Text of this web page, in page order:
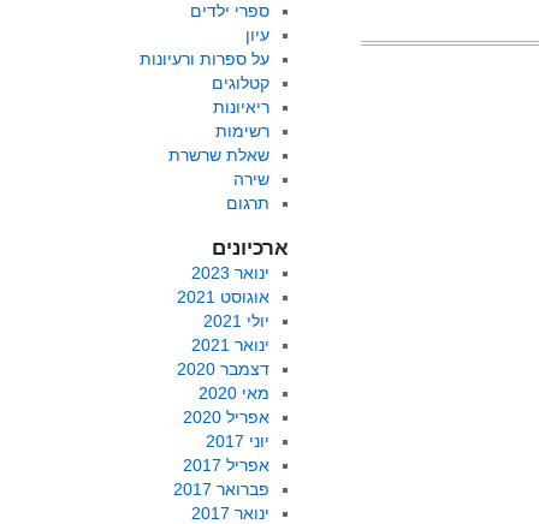
ספרי ילדים
עיון
על ספרות ורעיונות
קטלוגים
ריאיונות
רשימות
שאלת שרשרת
שירה
תרגום
ארכיונים
ינואר 2023
אוגוסט 2021
יולי 2021
ינואר 2021
דצמבר 2020
מאי 2020
אפריל 2020
יוני 2017
אפריל 2017
פברואר 2017
ינואר 2017